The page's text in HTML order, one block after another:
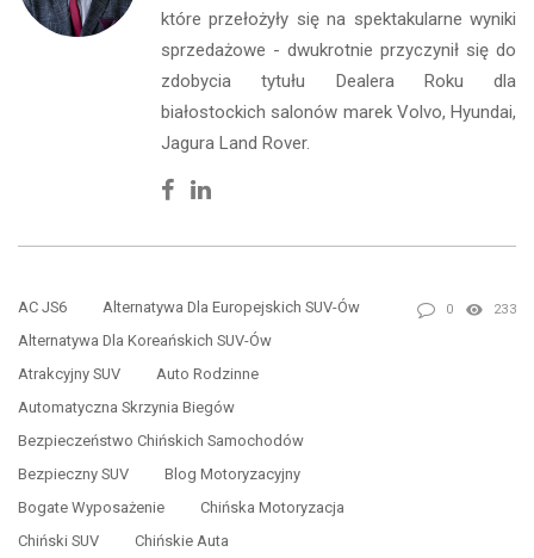
które przełożyły się na spektakularne wyniki
sprzedażowe - dwukrotnie przyczynił się do
zdobycia tytułu Dealera Roku dla
białostockich salonów marek Volvo, Hyundai,
Jagura Land Rover.
Facebook
Linkedin
AC JS6
Alternatywa Dla Europejskich SUV-Ów
Alternatywa Dla Koreańskich SUV-Ów
Atrakcyjny SUV
Auto Rodzinne
Automatyczna Skrzynia Biegów
Bezpieczeństwo Chińskich Samochodów
Bezpieczny SUV
Blog Motoryzacyjny
Bogate Wyposażenie
Chińska Motoryzacja
Chiński SUV
Chińskie Auta
0 233